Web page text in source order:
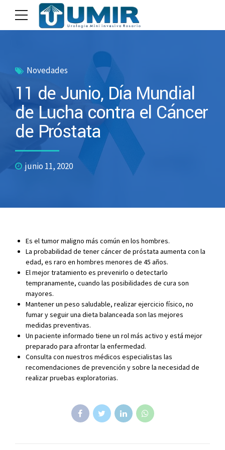
Novedades
11 de Junio, Día Mundial
de Lucha contra el Cáncer
de Próstata
junio 11, 2020
Es el tumor maligno más común en los hombres.
La probabilidad de tener cáncer de próstata aumenta con la
edad, es raro en hombres menores de 45 años.
El mejor tratamiento es prevenirlo o detectarlo
tempranamente, cuando las posibilidades de cura son
mayores.
Mantener un peso saludable, realizar ejercicio físico, no
fumar y seguir una dieta balanceada son las mejores
medidas preventivas.
Un paciente informado tiene un rol más activo y está mejor
preparado para afrontar la enfermedad.
Consulta con nuestros médicos especialistas las
recomendaciones de prevención y sobre la necesidad de
realizar pruebas exploratorias.